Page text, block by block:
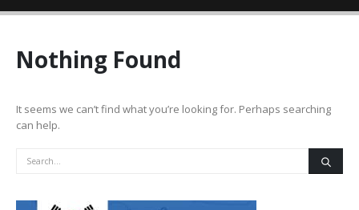
Nothing Found
It seems we can’t find what you’re looking for. Perhaps searching
can help.